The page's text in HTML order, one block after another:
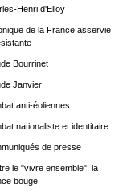
Henri d'Elloy
de la France asservie
Bourrinet
Janvier
anti-éoliennes
nationaliste et identitaire
de presse
le "vivre ensemble", la
bouge